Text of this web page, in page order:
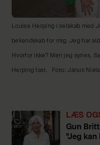
Louise Herping i selskab med
bekendskab for mig. Jeg har
Hvorfor ikke? Men jeg synes,
Herping fast. Foto: Janus
LÆS
Gun
"Jeg